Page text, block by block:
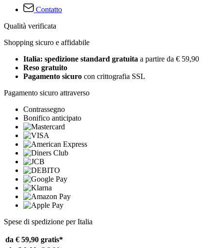
Contatto
Qualità verificata
Shopping sicuro e affidabile
Italia: spedizione standard gratuita a partire da € 59,90
Reso gratuito
Pagamento sicuro con crittografia SSL
Pagamento sicuro attraverso
Contrassegno
Bonifico anticipato
Spese di spedizione per Italia
da € 59,90 gratis*